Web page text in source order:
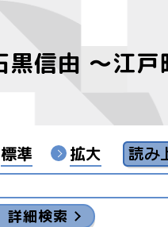
信由 ～江戸
標準 拡大
詳細検索